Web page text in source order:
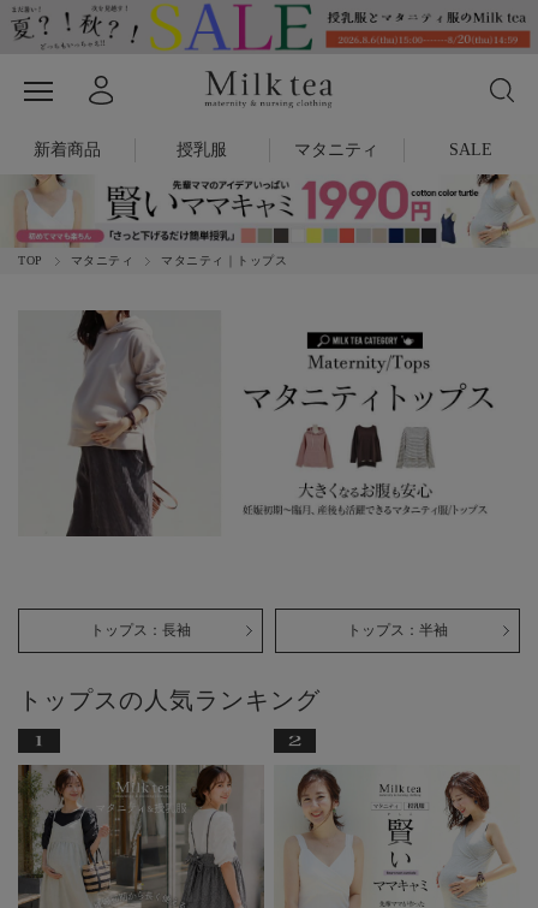
新着商品 授乳服 マタニティ SALE
TOP マタニティ マタニティ｜トップス
トップス：長袖 トップス：半袖
トップスの人気ランキング